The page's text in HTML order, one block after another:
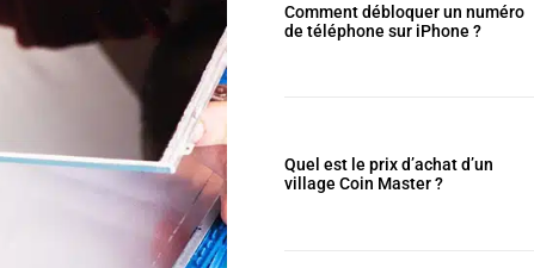
Comment débloquer un numéro
de téléphone sur iPhone ?
Quel est le prix d’achat d’un
village Coin Master ?